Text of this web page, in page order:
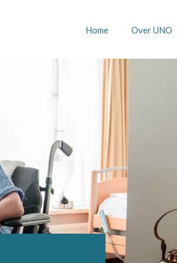
Home Over UNO